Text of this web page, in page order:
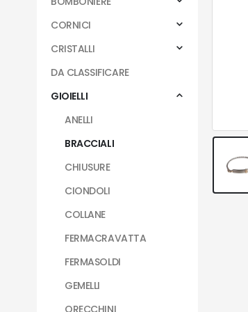
CORNICI
CRISTALLI
DA CLASSIFICARE
GIOIELLI
ANELLI
BRACCIALI
CHIUSURE
CIONDOLI
COLLANE
FERMACRAVATTA
FERMASOLDI
GEMELLI
ORECCHINI